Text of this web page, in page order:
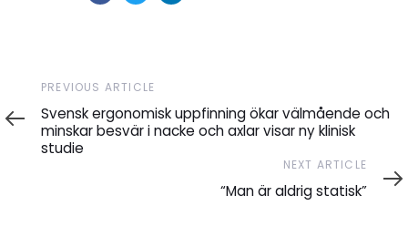
Previous
Article
PREVIOUS ARTICLE
Svensk ergonomisk uppfinning ökar välmående och
minskar besvär i nacke och axlar visar ny klinisk
studie
Article
NEXT ARTICLE
“Man är aldrig statisk”